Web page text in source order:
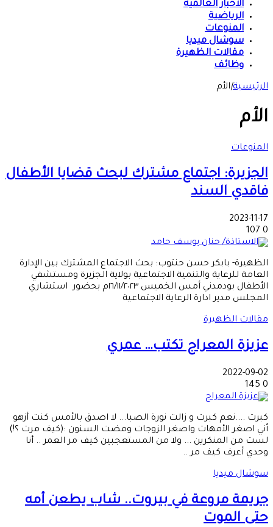
الأخبار العالمية
الرياضية
المنوعات
سوشال ميديا
مقالات الظهيرة
وظائف
الرئيسية|الأم
الأم
المنوعات
الجزيرة: اجتماع مشترك لبحث قضايا الأطفال
فاقدي السند
2023-11-17
0
الظهيرة- بابكر حسن حنتوب: بحث الاجتماع المشترك بين الإدارة
العامة للرعاية والتنمية الاجتماعية بولاية الجزيرة ومستشفي
الأطفال بودمدني أمس الخميس ١٦/١١/٢٠٢٣م بحضور استشاري
المجلس مدير ادارة الرعاية الاجتماعية
مقالات الظهيرة
عزيزة المعراج تكتب… عمري
2022-09-02
0
كبرت ....نعم كبرت و زالت نورة الصبا... لا اصدق بالأمس كنت أزهو
أني اصغر الأمهات واصغر الزوجات ومضت السنون :(كيف مرت ؟!)
لست من المنكرين ... ولا من المستعجبين كيف مر العمر .. أنا
وحدي أعرف كيف مر ..
سوشال ميديا
جريمة مروعة في بيروت.. شاب يطعن أمه
حتى الموت